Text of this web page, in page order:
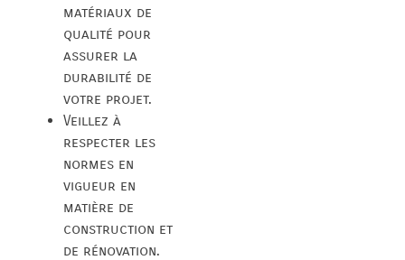
matériaux de
qualité pour
assurer la
durabilité de
votre projet.
Veillez à
respecter les
normes en
vigueur en
matière de
construction et
de rénovation.